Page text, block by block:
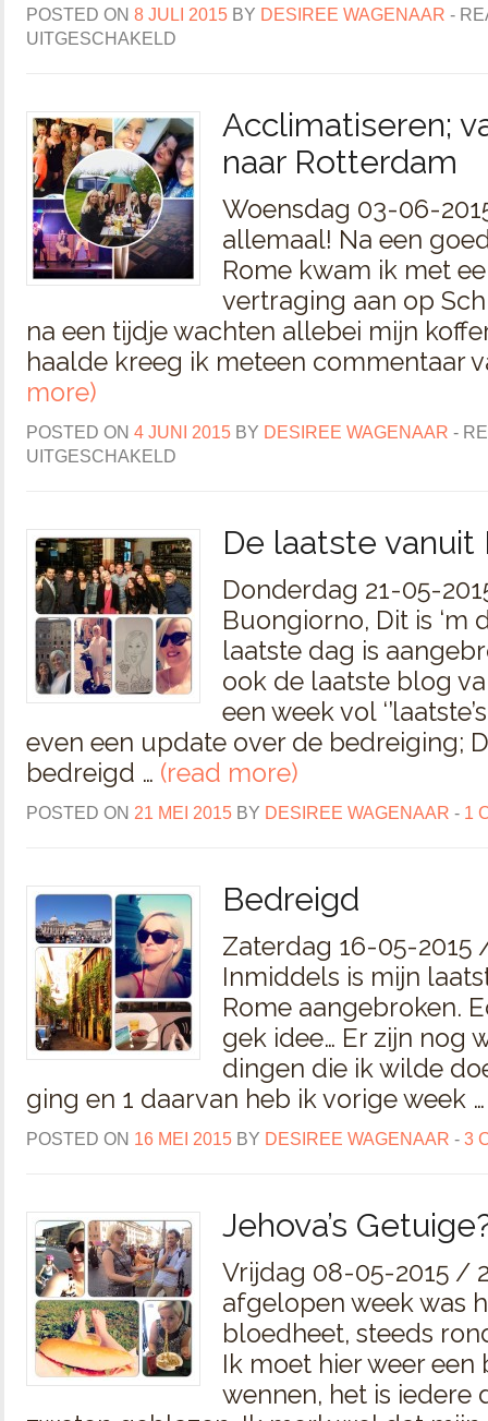
POSTED ON 8 JULI 2015 BY DESIREE WAGENAAR -
UITGESCHAKELD
Acclimatiseren;
naar Rotterdam
Woensdag 03-06-
allemaal! Na een
Rome kwam ik met
vertraging aan op
na een tijdje wachten allebei mijn
haalde kreeg ik meteen commentaar
more)
POSTED ON 4 JUNI 2015 BY DESIREE WAGENAAR -
UITGESCHAKELD
De laatste vanuit
Donderdag 21-05-
Buongiorno, Dit is ‘m
laatste dag is
ook de laatste blog
een week vol
even een update over de bedreiging;
bedreigd … (read more)
POSTED ON 21 MEI 2015 BY DESIREE WAGENAAR - 1
Bedreigd
Zaterdag 16-05-2015
Inmiddels is mijn
Rome aangebroken.
gek idee… Er zijn nog
dingen die ik wilde
ging en 1 daarvan heb ik vorige week
POSTED ON 16 MEI 2015 BY DESIREE WAGENAAR - 3
Jehova’s
Vrijdag 08-05-2015 /
afgelopen week was
bloedheet, steeds
Ik moet hier weer een
wennen, het is iedere